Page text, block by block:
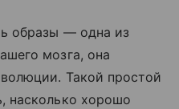
образы — одна из
мозга, она
Такой простой
насколько хорошо